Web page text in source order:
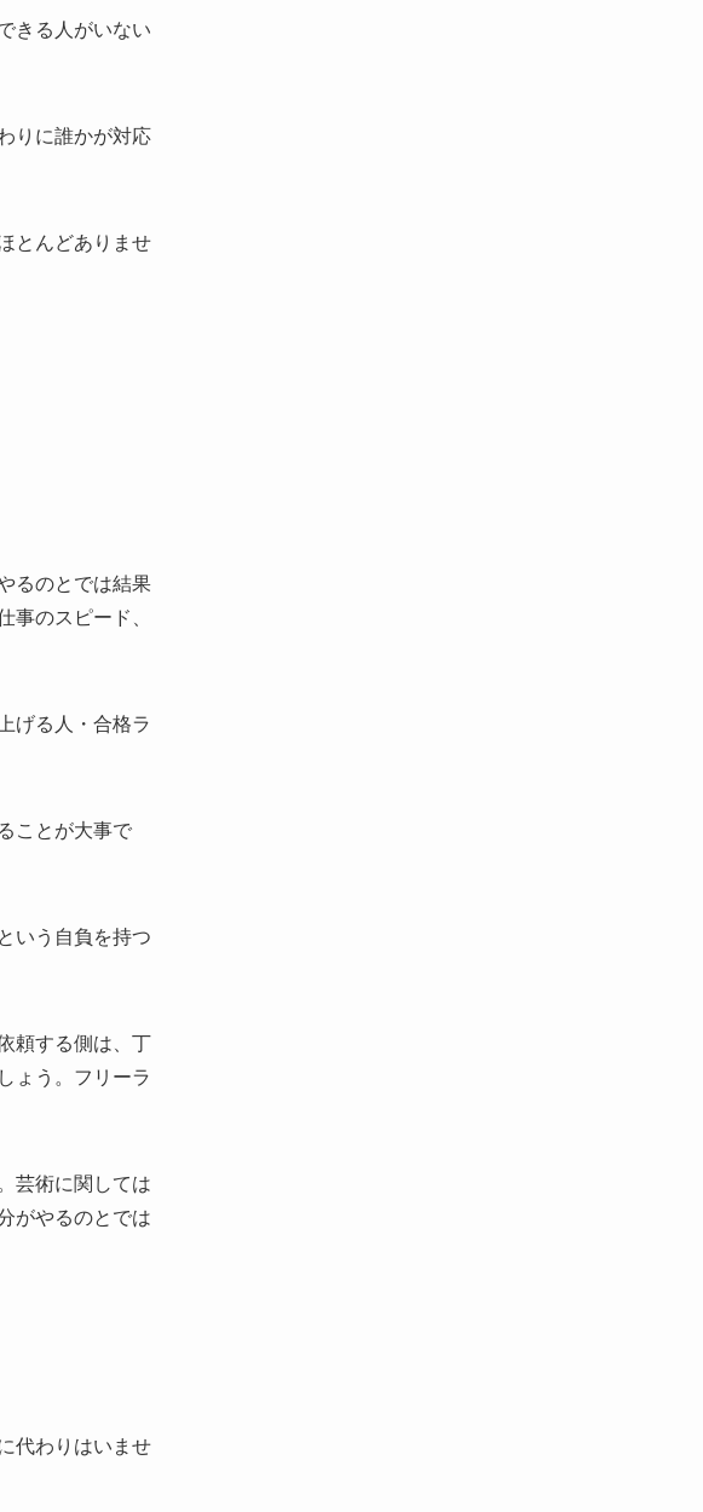
きる人がいない
りに誰かが対応
とんどありませ
るのとでは結果
事のスピード、
げる人・合格ラ
ことが大事で
という自負を持つ
頼する側は、丁
ょう。フリーラ
芸術に関しては
がやるのとでは
代わりはいませ